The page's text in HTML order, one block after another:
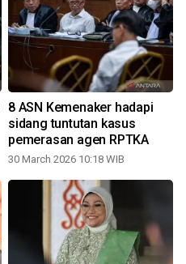
8 ASN Kemenaker hadapi
sidang tuntutan kasus
pemerasan agen RPTKA
30 March 2026 10:18 WIB